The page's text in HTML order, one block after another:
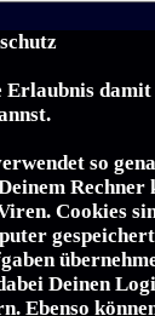
damit
so
Rechner
Cookies
Deinen
Ebenso